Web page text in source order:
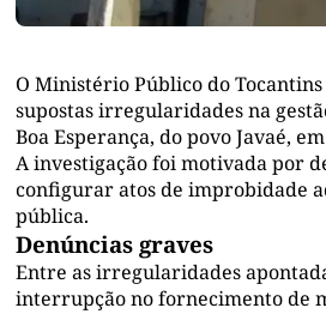
O Ministério Público do
supostas irregularidades na
Boa Esperança, do povo Javaé,
A investigação foi motivada por
configurar atos de improbidade
pública.
Denúncias graves
Entre as irregularidades
interrupção no fornecimento de